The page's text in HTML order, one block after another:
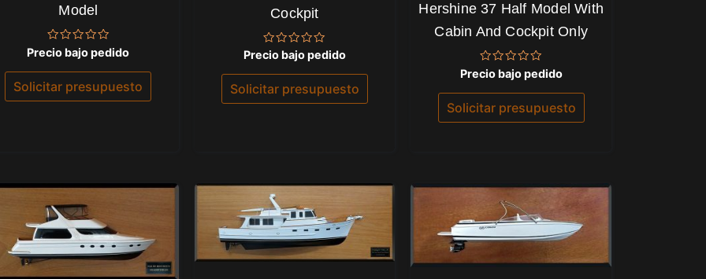
Model
Valorado
con
0
de
5
Precio bajo pedido
Solicitar presupuesto
Cockpit
Valorado
con
0
de
5
Precio bajo pedido
Solicitar presupuesto
Hershine 37 Half Model With
Cabin And Cockpit Only
Valorado
con
0
de
5
Precio bajo pedido
Solicitar presupuesto